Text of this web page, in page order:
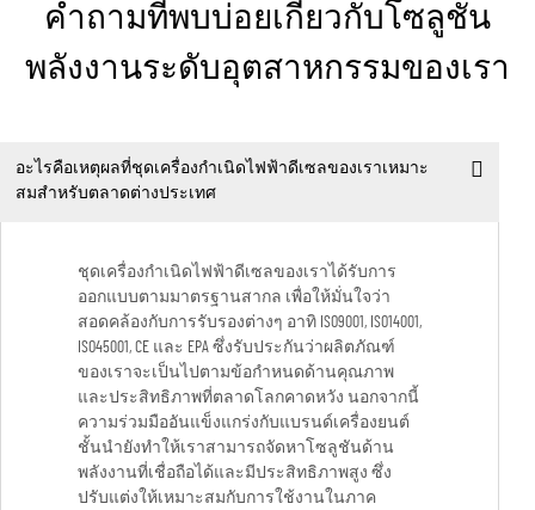
คำถามที่พบบ่อยเกี่ยวกับโซลูชัน
พลังงานระดับอุตสาหกรรมของเรา
อะไรคือเหตุผลที่ชุดเครื่องกำเนิดไฟฟ้าดีเซลของเราเหมาะ
สมสำหรับตลาดต่างประเทศ
ชุดเครื่องกำเนิดไฟฟ้าดีเซลของเราได้รับการ
ออกแบบตามมาตรฐานสากล เพื่อให้มั่นใจว่า
สอดคล้องกับการรับรองต่างๆ อาทิ ISO9001, ISO14001,
ISO45001, CE และ EPA ซึ่งรับประกันว่าผลิตภัณฑ์
ของเราจะเป็นไปตามข้อกำหนดด้านคุณภาพ
และประสิทธิภาพที่ตลาดโลกคาดหวัง นอกจากนี้
ความร่วมมืออันแข็งแกร่งกับแบรนด์เครื่องยนต์
ชั้นนำยังทำให้เราสามารถจัดหาโซลูชันด้าน
พลังงานที่เชื่อถือได้และมีประสิทธิภาพสูง ซึ่ง
ปรับแต่งให้เหมาะสมกับการใช้งานในภาค